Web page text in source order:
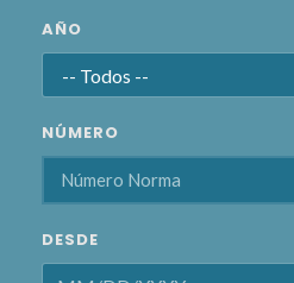
AÑO
NÚMERO
DESDE